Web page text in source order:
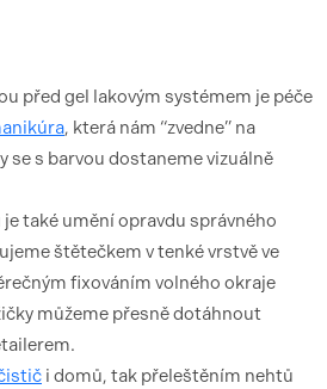
před gel lakovým systémem je péče
, která nám “zvedne” na
se s barvou dostaneme vizuálně
také umění opravdu správného
štětečkem v tenké vrstvě ve
fixováním volného okraje
můžeme přesně dotáhnout
i domů, tak přeleštěním nehtů